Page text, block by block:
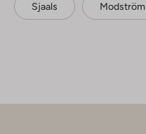
Sjaals Modström